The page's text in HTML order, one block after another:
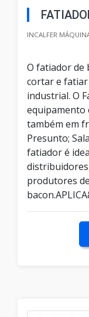
INCALFER
O fatiador de
cortar e fatiar
industrial. O
equipamento
também em
Presunto;
fatiador é
produtores